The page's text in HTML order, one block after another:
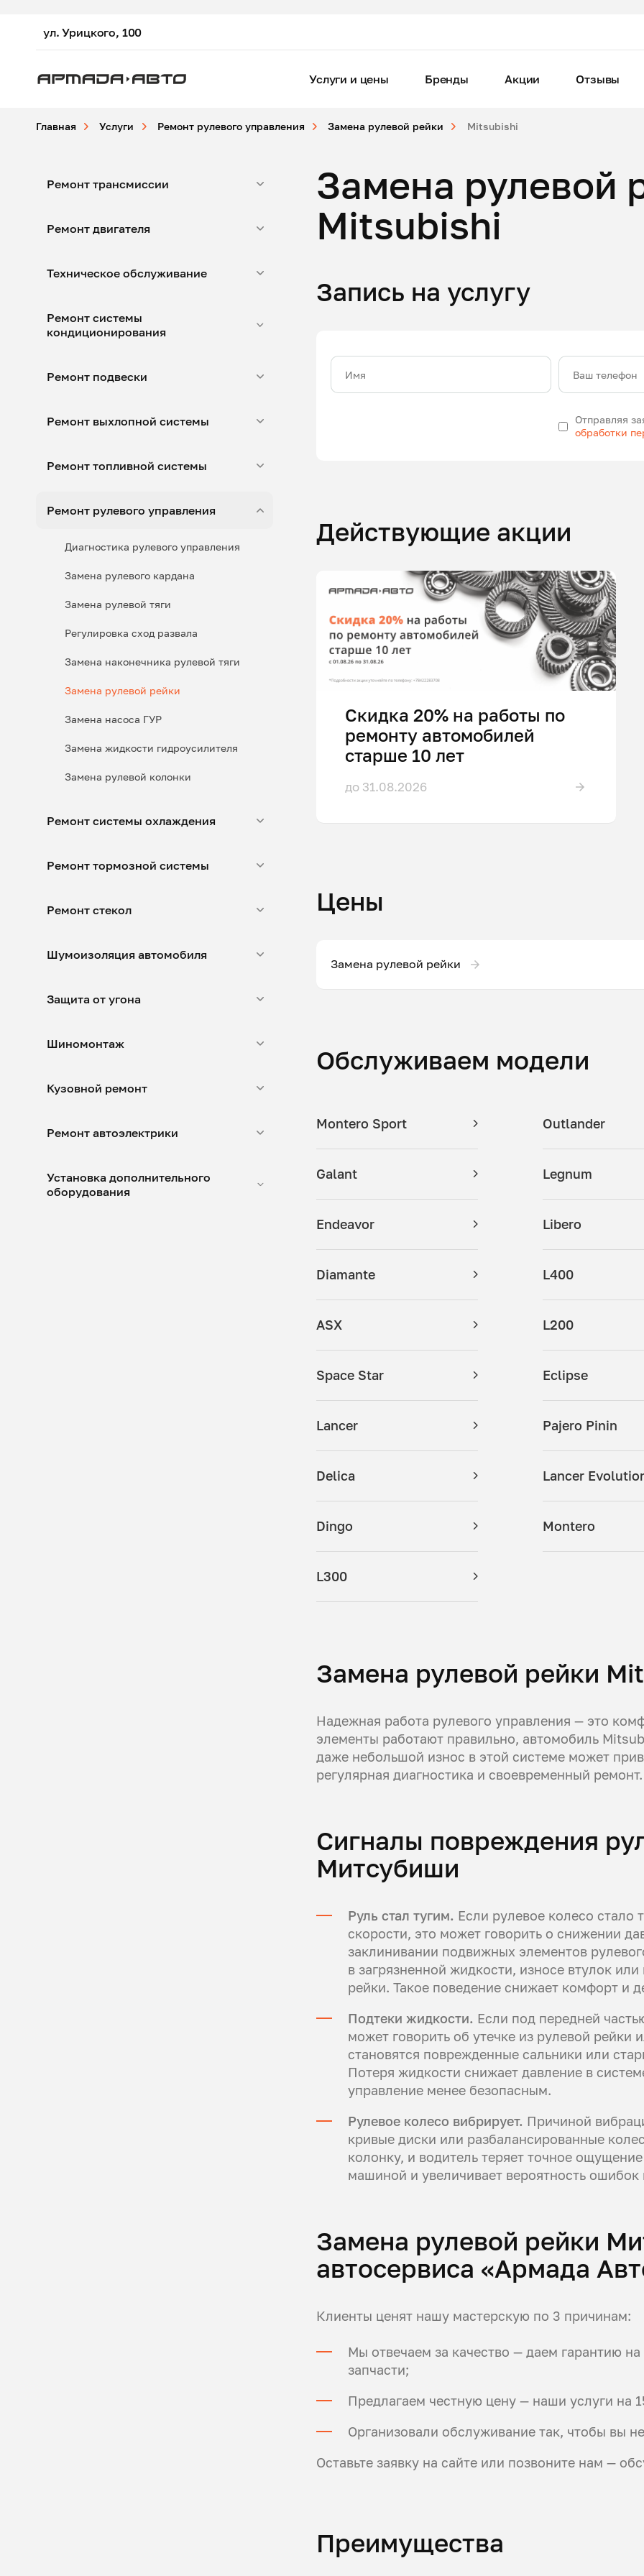
ул. Урицкого, 100
Услуги и цены Бренды Акции Отзывы
Главная Услуги Ремонт рулевого управления Замена рулевой рейки Mitsubishi
Ремонт трансмиссии
Ремонт двигателя
Техническое обслуживание
Ремонт системы
кондиционирования
Ремонт подвески
Ремонт выхлопной системы
Ремонт топливной системы
Ремонт рулевого управления
Диагностика рулевого управления
Замена рулевого кардана
Замена рулевой тяги
Регулировка сход развала
Замена наконечника рулевой тяги
Замена рулевой рейки
Замена насоса ГУР
Замена жидкости гидроусилителя
Замена рулевой колонки
Ремонт системы охлаждения
Ремонт тормозной системы
Ремонт стекол
Шумоизоляция автомобиля
Защита от угона
Шиномонтаж
Кузовной ремонт
Ремонт автоэлектрики
Установка дополнительного
оборудования
Замена рулевой
Mitsubishi
Запись на услугу
Имя Ваш телефон
Отправляя
обработки
Действующие акции
Скидка 20% на работы по
ремонту автомобилей
старше 10 лет
до 31.08.2026
Цены
Замена рулевой рейки
Обслуживаем модели
Montero Sport Outlander
Galant Legnum
Endeavor Libero
Diamante L400
ASX L200
Space Star Eclipse
Lancer Pajero Pinin
Delica Lancer
Dingo Montero
L300
Замена рулевой рейки
Надежная работа рулевого управления — это
элементы работают правильно, автомобиль
даже небольшой износ в этой системе может
регулярная диагностика и своевременный ремонт.
Сигналы повреждения
Митсубиши
Руль стал тугим. Если рулевое колесо стало
скорости, это может говорить о снижении
заклинивании подвижных элементов
в загрязненной жидкости, износе втулок
рейки. Такое поведение снижает комфорт и
Подтеки жидкости. Если под передней
может говорить об утечке из рулевой рейки
становятся поврежденные сальники или
Потеря жидкости снижает давление в
управление менее безопасным.
Рулевое колесо вибрирует. Причиной
кривые диски или разбалансированные
колонку, и водитель теряет точное
машиной и увеличивает вероятность ошибок
Замена рулевой рейки
автосервиса «Армада
Клиенты ценят нашу мастерскую по 3 причинам:
Мы отвечаем за качество — даем гарантию
запчасти;
Предлагаем честную цену — наши услуги на
Организовали обслуживание так, чтобы вы
Оставьте заявку на сайте или позвоните нам —
Преимущества